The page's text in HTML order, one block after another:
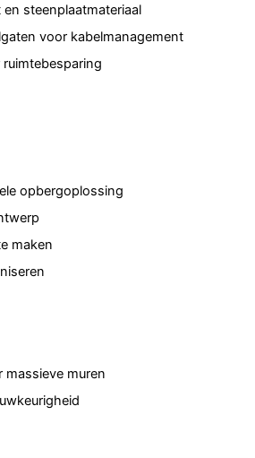
steenplaatmateriaal
voor kabelmanagement
opbergoplossing
maken
muren